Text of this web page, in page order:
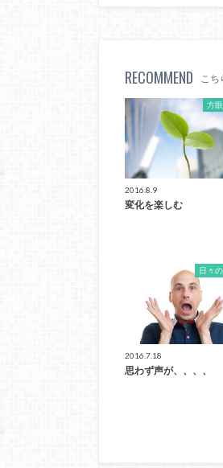
RECOMMEND こち
方
2016.8.9
変化を楽しむ
日々
2016.7.18
思わず声が、、、、